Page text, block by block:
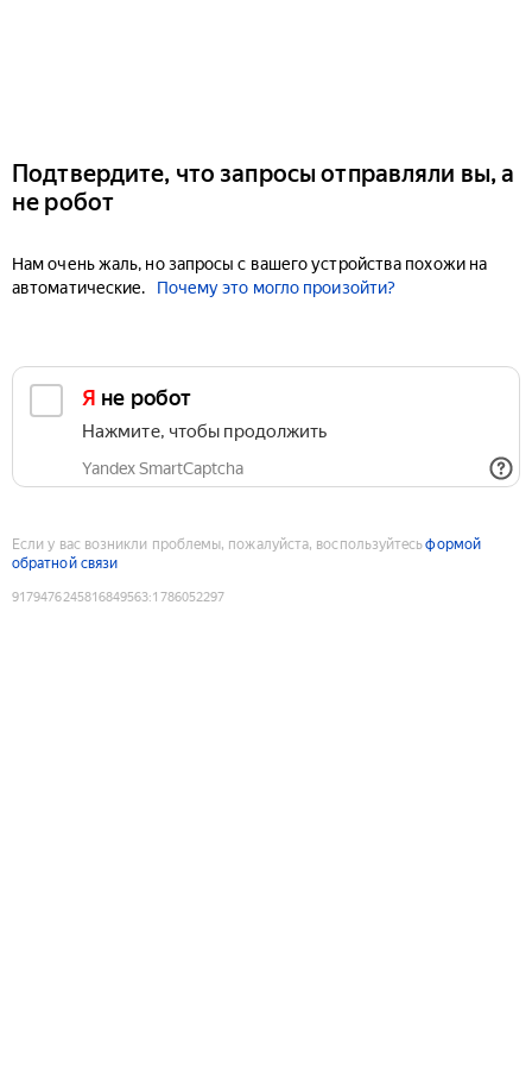
Подтвердите, что запросы отправляли вы, а
не робот
Нам очень жаль, но запросы с вашего устройства похожи на
автоматические.
Почему это могло произойти?
Я не робот
Нажмите, чтобы продолжить
Yandex SmartCaptcha
Если у вас возникли проблемы, пожалуйста, воспользуйтесьформой
обратной связи
9179476245816849563:1786052297